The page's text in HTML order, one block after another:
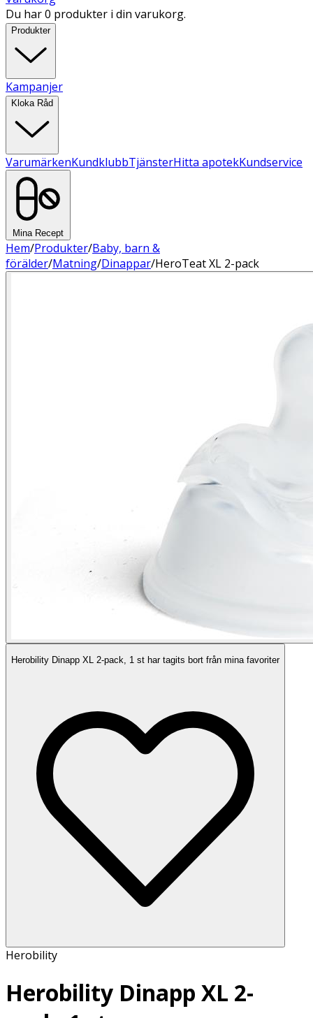
Du har 0 produkter i din varukorg.
Produkter
Kampanjer
Kloka Råd
VarumärkenKundklubbTjänsterHitta apotekKundservice
Mina Recept
Hem/Produkter/Baby, barn &
förälder/Matning/Dinappar/HeroTeat XL 2-pack
Herobility Dinapp XL 2-pack, 1 st har tagits bort från mina favoriter
Herobility
Herobility Dinapp XL 2-